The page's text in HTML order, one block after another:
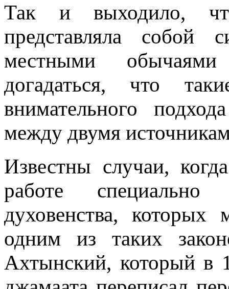
Так и выходило,
представляла собой
местными
догадаться, что
внимательного
между двумя
Известны случаи,
работе специально
духовенства,
одним из таких
Ахтынский, который в